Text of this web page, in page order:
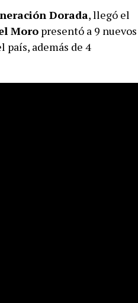
Dorada, llegó el
Moro presentó a 9 nuevos
país, además de 4